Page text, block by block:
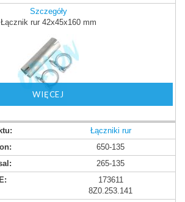
Szczegóły
Łącznik rur 42x45x160 mm
WIĘCEJ
Łączniki rur
650-135
265-135
173611
8Z0.253.141